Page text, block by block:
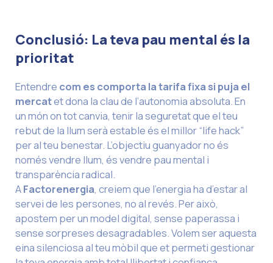
Conclusió: La teva pau mental és la
prioritat
Entendre com es comporta la tarifa fixa si puja el
mercatet dona la clau de l’autonomia absoluta. En
un món on tot canvia, tenir la seguretat que el teu
rebut de la llum serà estable és el millor “life hack”
per al teu benestar. L’objectiu guanyador no és
només vendre llum, és vendre pau mental i
transparència radical.
AFactorenergia, creiem que l’energia ha d’estar al
servei de les persones, no al revés. Per això,
apostem per un model digital, sense paperassa i
sense sorpreses desagradables. Volem ser aquesta
eina silenciosa al teu mòbil que et permeti gestionar